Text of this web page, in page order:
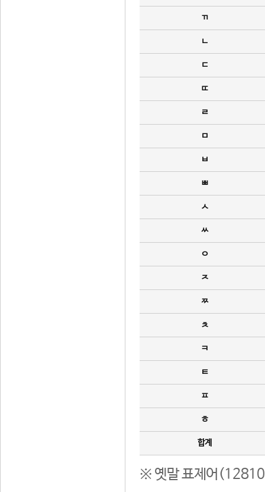
ㄲ
ㄴ
ㄷ
ㄸ
ㄹ
ㅁ
ㅂ
ㅃ
ㅅ
ㅆ
ㅇ
ㅈ
ㅉ
ㅊ
ㅋ
ㅌ
ㅍ
ㅎ
합계
※ 옛말 표제어(12810